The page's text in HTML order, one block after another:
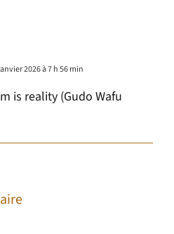
spirituelle
2026 à 7 h 56 min
is reality (Gudo Wafu